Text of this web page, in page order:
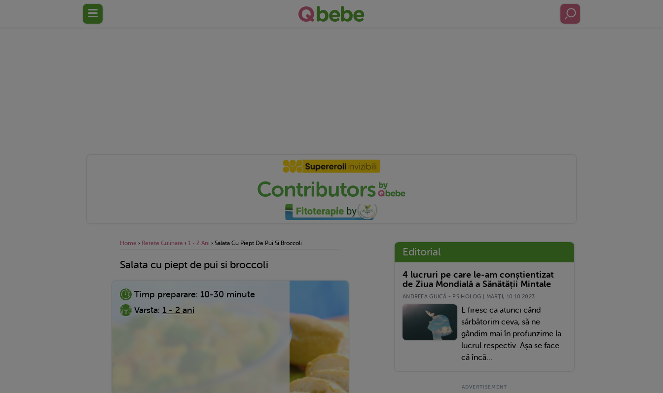
Home › Retete Culinare › 1 - 2 Ani › Salata Cu Piept De Pui Si Broccoli
Salata cu piept de pui si broccoli
Timp preparare: 10-30 minute
Varsta: 1 - 2 ani
Editorial
4 lucruri pe care le-am conștientizat
de Ziua Mondială a Sănătății Mintale
ANDREEA GUICĂ - PSIHOLOG | MARŢI, 10.10.2023
E firesc ca atunci când
sărbătorim ceva, să ne
gândim mai în profunzime la
lucrul respectiv. Așa se face
că încă...